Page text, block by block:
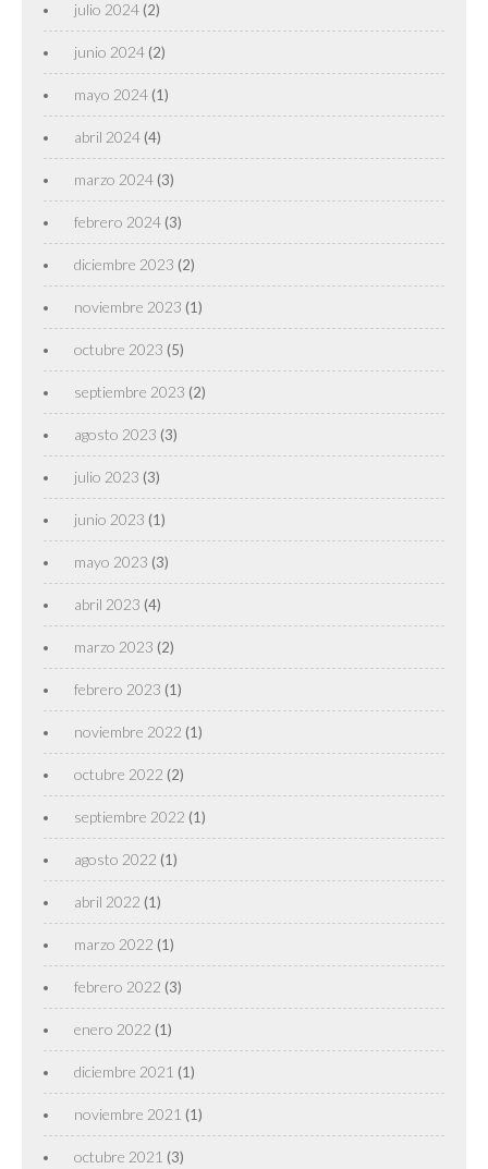
julio 2024 (2)
junio 2024 (2)
mayo 2024 (1)
abril 2024 (4)
marzo 2024 (3)
febrero 2024 (3)
diciembre 2023 (2)
noviembre 2023 (1)
octubre 2023 (5)
septiembre 2023 (2)
agosto 2023 (3)
julio 2023 (3)
junio 2023 (1)
mayo 2023 (3)
abril 2023 (4)
marzo 2023 (2)
febrero 2023 (1)
noviembre 2022 (1)
octubre 2022 (2)
septiembre 2022 (1)
agosto 2022 (1)
abril 2022 (1)
marzo 2022 (1)
febrero 2022 (3)
enero 2022 (1)
diciembre 2021 (1)
noviembre 2021 (1)
octubre 2021 (3)